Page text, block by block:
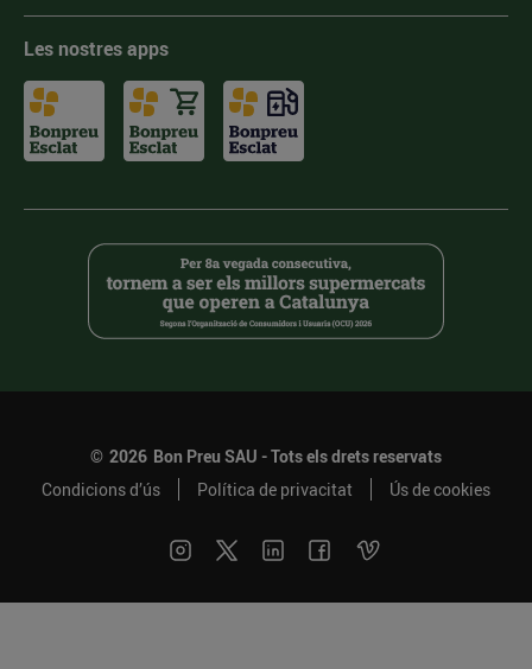
Les nostres apps
© 2026 Bon Preu SAU - Tots els drets reservats
Condicions d’ús
Política de privacitat Ús de cookies